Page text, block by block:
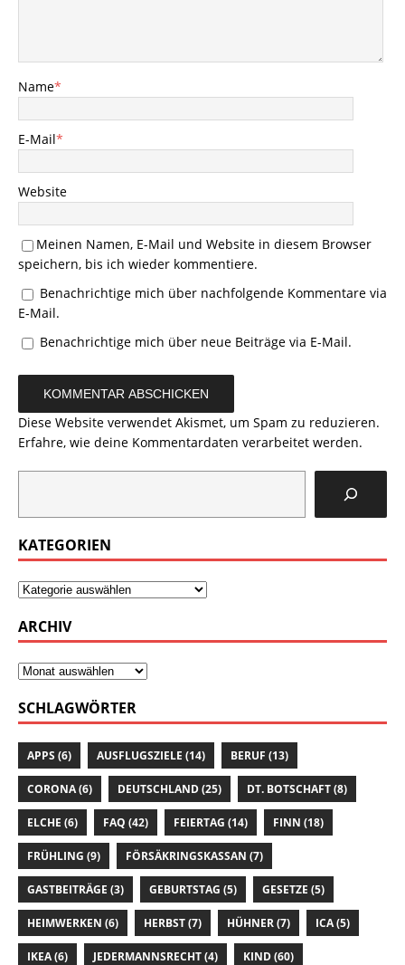
Name*
E-Mail*
Website
Meinen Namen, E-Mail und Website in diesem Browser
speichern, bis ich wieder kommentiere.
Benachrichtige mich über nachfolgende Kommentare via
E-Mail.
Benachrichtige mich über neue Beiträge via E-Mail.
Diese Website verwendet Akismet, um Spam zu reduzieren.
Erfahre, wie deine Kommentardaten verarbeitet werden.
KATEGORIEN
ARCHIV
SCHLAGWÖRTER
APPS (6) AUSFLUGSZIELE (14) BERUF (13)
CORONA(6) DEUTSCHLAND(25) DT. BOTSCHAFT(8)
ELCHE (6) FAQ (42) FEIERTAG (14) FINN (18)
FRÜHLING (9) FÖRSÄKRINGSKASSAN (7)
GASTBEITRÄGE (3) GEBURTSTAG (5) GESETZE (5)
HEIMWERKEN (6) HERBST(7) HÜHNER(7) ICA(5)
IKEA(6) JEDERMANNSRECHT(4) KIND(60)